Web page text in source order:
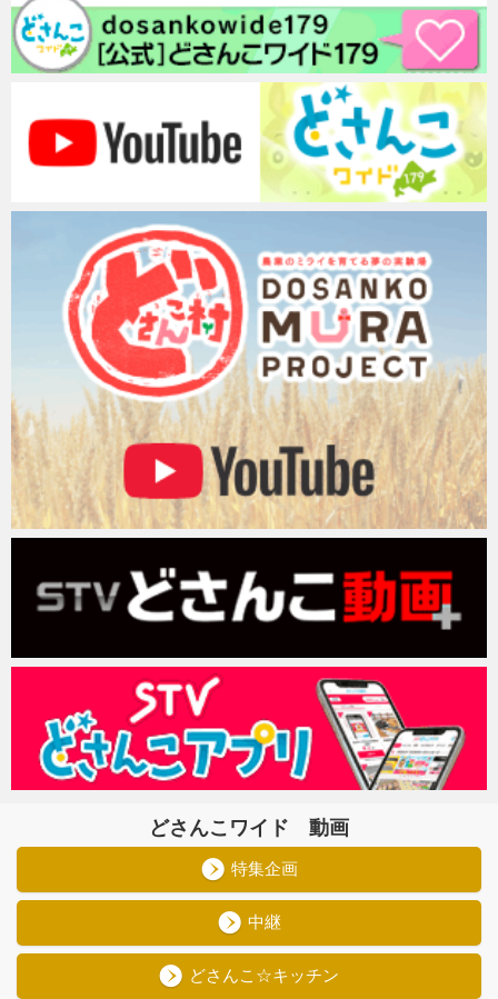
どさんこワイド 動画
特集企画
中継
どさんこ☆キッチン